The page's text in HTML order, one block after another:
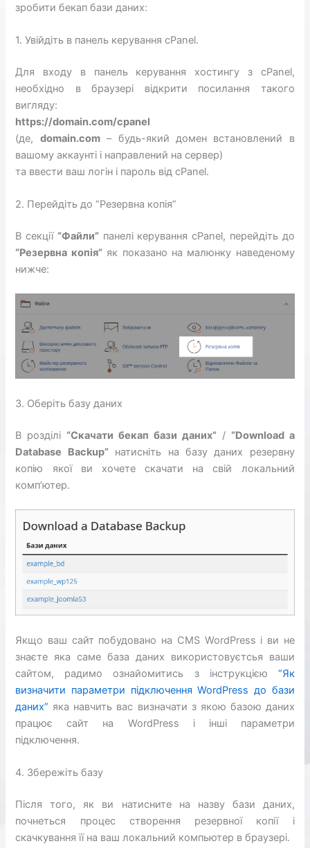
зробити бекап бази даних:
1. Увійдіть в панель керування cPanel.
Для входу в панель керування хостингу з cPanel,
необхідно в браузері відкрити посилання такого
вигляду:
https://domain.com/cpanel
(де, domain.com– будь-який домен встановлений в
вашому аккаунті і направлений на сервер)
та ввести ваш логін і пароль від cPanel.
2. Перейдіть до “Резервна копія”
В секції “Файли”панелі керування cPanel, перейдіть до
“Резервна копія”як показано на малюнку наведеному
нижче:
3. Оберіть базу даних
В розділі “Скачати бекап бази даних”/ “Download a
Database Backup”натисніть на базу даних резервну
копію якої ви хочете скачати на свій локальний
комп’ютер.
Якщо ваш сайт побудовано на CMS WordPress і ви не
знаєте яка саме база даних використовуєтсья ваши
сайтом, радимо ознайомитись з інструкцією “Як
визначити параметри підключення WordPress до бази
даних” яка навчить вас визначати з якою базою даних
працює сайт на WordPress і інші параметри
підключення.
4. Збережіть базу
Після того, як ви натисните на назву бази даних,
почнеться процес створення резервної копії і
скачкування її на ваш локальний компьютер в браузері.